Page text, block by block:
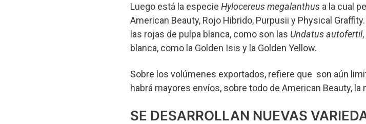
Luego está la especie Hylocereus megalanthusa la cual
American Beauty, Rojo Hibrido, Purpusii y Physical
las rojas de pulpa blanca, como son las Undatus autofertil
blanca, como la Golden Isis y la Golden Yellow.
Sobre los volúmenes exportados, refiere que son aún
habrá mayores envíos, sobre todo de American Beauty,
SE DESARROLLAN NUEVAS